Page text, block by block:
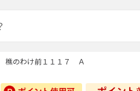
樵のわけ前１１１７ Ａ